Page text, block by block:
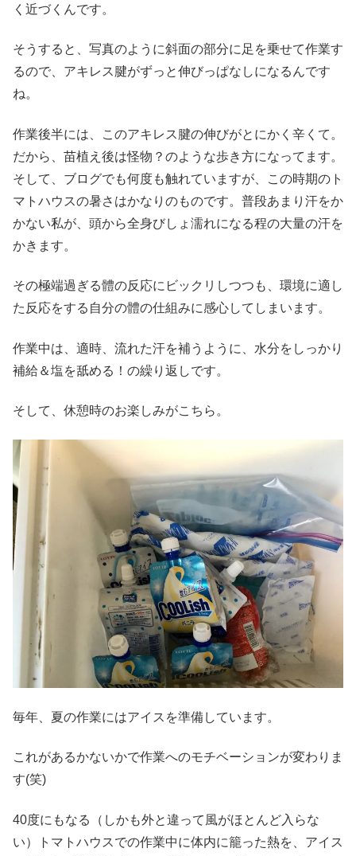
く近づくんです。
そうすると、写真のように斜面の部分に足を乗せて作業す
るので、アキレス腱がずっと伸びっぱなしになるんです
ね。
作業後半には、このアキレス腱の伸びがとにかく辛くて。
だから、苗植え後は怪物？のような歩き方になってます。
そして、ブログでも何度も触れていますが、この時期のト
マトハウスの暑さはかなりのものです。普段あまり汗をか
かない私が、頭から全身びしょ濡れになる程の大量の汗を
かきます。
その極端過ぎる體の反応にビックリしつつも、環境に適し
た反応をする自分の體の仕組みに感心してしまいます。
作業中は、適時、流れた汗を補うように、水分をしっかり
補給＆塩を舐める！の繰り返しです。
そして、休憩時のお楽しみがこちら。
毎年、夏の作業にはアイスを準備しています。
これがあるかないかで作業へのモチベーションが変わりま
す(笑)
40度にもなる（しかも外と違って風がほとんど入らな
い）トマトハウスでの作業中に体内に籠った熱を、アイス